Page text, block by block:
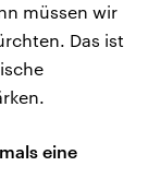
müssen wir
Das ist
eine